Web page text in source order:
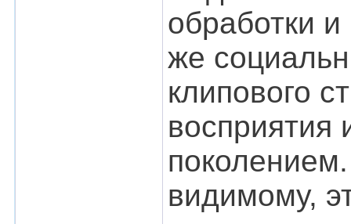
обработки и
же
клипового
видимому,